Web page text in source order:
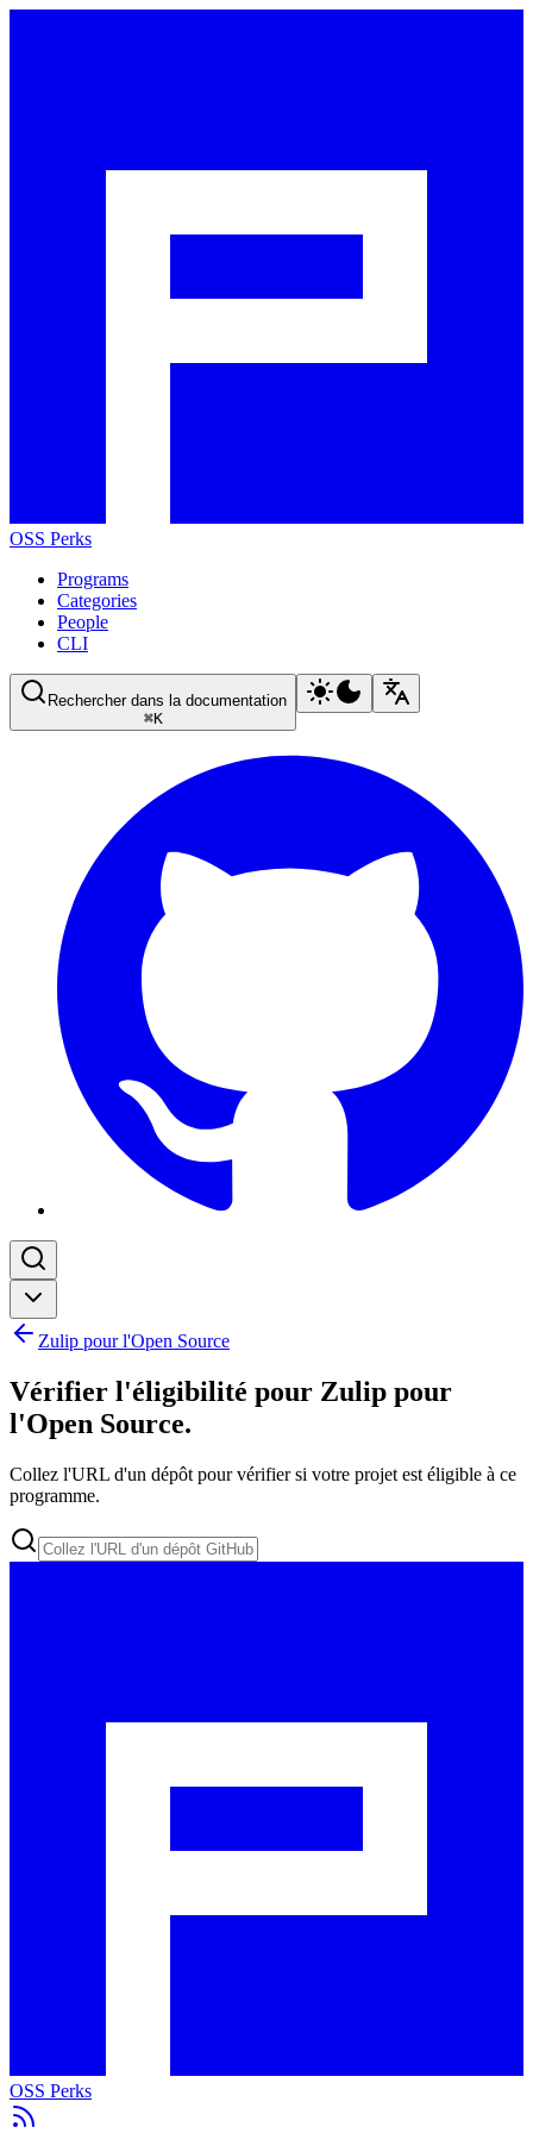
OSS Perks
Programs
Categories
People
CLI
Rechercher dans la documentation
⌘K
Zulip pour l'Open Source
Vérifier l'éligibilité pour Zulip pour
l'Open Source.
Collez l'URL d'un dépôt pour vérifier si votre projet est éligible à ce
programme.
OSS Perks